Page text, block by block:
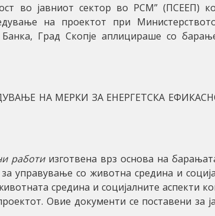
во јавниот сектор во РСМ” (ПСЕЕП)
на проектот при
Град Скопјеаплицираше со
НА МЕРКИ ЗА ЕНЕРГЕТСКА
работиизготвена врз основа на
управување со животна средина и
средина и социјалните аспекти
Овие документи се поставени за